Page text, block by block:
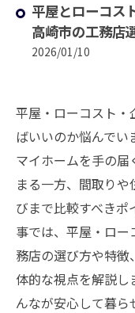
平屋とローコス
高崎市の工務店
2026/01/10
平屋・ローコスト
ばいいのか悩んで
マイホームを手の
まる一方、間取り
びまで比較すべきポ
事では、平屋・ロ
務店の選び方や特
体的な視点を解説し
んなが安心して暮